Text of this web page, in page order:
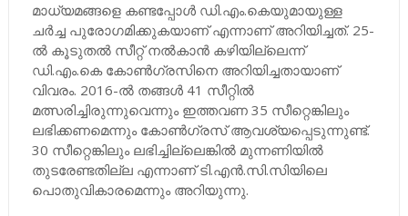
മാധ്യമങ്ങളെ കണ്ടപ്പോള്‍ ഡി.എം.കെയുമായുള്ള
ചര്‍ച്ച പുരോഗമിക്കുകയാണ് എന്നാണ് അറിയിച്ചത്. 25-
ല്‍ കൂടുതല്‍ സീറ്റ് നല്‍കാന്‍ കഴിയില്ലെന്ന്
ഡി.എം.കെ കോണ്‍ഗ്രസിനെ അറിയിച്ചതായാണ്
വിവരം. 2016-ല്‍ തങ്ങള്‍ 41 സീറ്റില്‍
മത്സരിച്ചിരുന്നുവെന്നും ഇത്തവണ 35 സീറ്റെങ്കിലും
ലഭിക്കണമെന്നും കോണ്‍ഗ്രസ് ആവശ്യപ്പെടുന്നുണ്ട്.
30 സീറ്റെങ്കിലും ലഭിച്ചില്ലെങ്കില്‍ മുന്നണിയില്‍
തുടരേണ്ടതില്ല എന്നാണ് ടി.എന്‍.സി.സിയിലെ
പൊതുവികാരമെന്നും അറിയുന്നു.